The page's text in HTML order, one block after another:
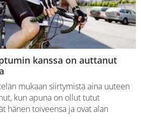
kanssa on auttanut
mukaan siirtymistä aina uuteen
kun apuna on ollut tutut
hänen toiveensa ja ovat alan